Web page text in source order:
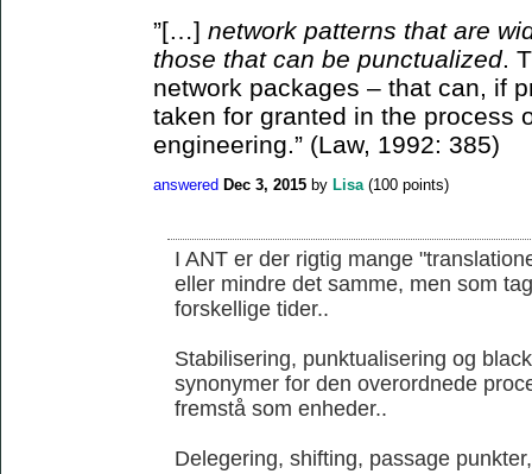
”[…] network patterns that are
those that can be punctualized.
network packages – that can, if
taken for granted in the process
engineering.” (Law, 1992: 385)
answered Dec 3, 2015 by Lisa (100 points)
I ANT er der rigtig mange
eller mindre det samme, men som
forskellige tider..
Stabilisering, punktualisering og
synonymer for den overordnede
fremstå som enheder..
Delegering, shifting, passage